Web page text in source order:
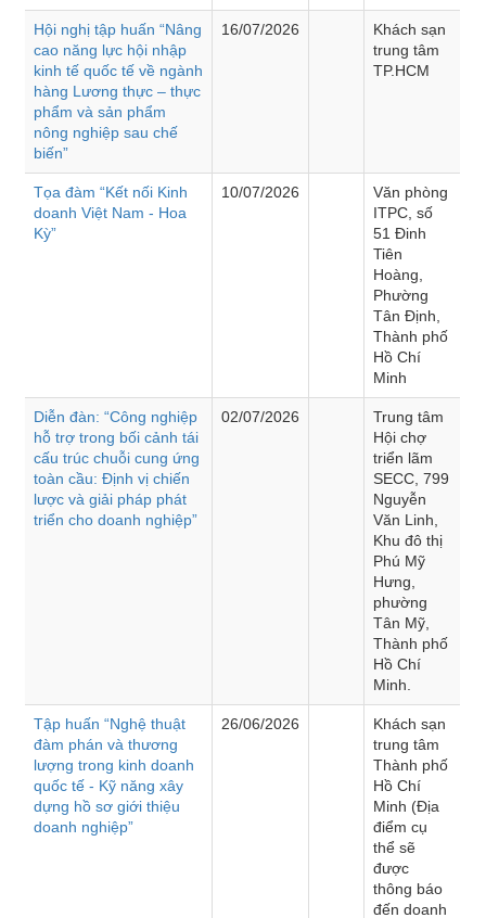
Hội nghị tập huấn “Nâng
cao năng lực hội nhập
kinh tế quốc tế về ngành
hàng Lương thực – thực
phẩm và sản phẩm
nông nghiệp sau chế
biến”
16/07/2026
Khách sạn
trung tâm
TP.HCM
Tọa đàm “Kết nối Kinh
doanh Việt Nam - Hoa
Kỳ”
10/07/2026
Văn phòng
ITPC, số
51 Đinh
Tiên
Hoàng,
Phường
Tân Định,
Thành phố
Hồ Chí
Minh
Diễn đàn: “Công nghiệp
hỗ trợ trong bối cảnh tái
cấu trúc chuỗi cung ứng
toàn cầu: Định vị chiến
lược và giải pháp phát
triển cho doanh nghiệp”
02/07/2026
Trung tâm
Hội chợ
triển lãm
SECC, 799
Nguyễn
Văn Linh,
Khu đô thị
Phú Mỹ
Hưng,
phường
Tân Mỹ,
Thành phố
Hồ Chí
Minh.
Tập huấn “Nghệ thuật
đàm phán và thương
lượng trong kinh doanh
quốc tế - Kỹ năng xây
dựng hồ sơ giới thiệu
doanh nghiệp”
26/06/2026
Khách sạn
trung tâm
Thành phố
Hồ Chí
Minh (Địa
điểm cụ
thể sẽ
được
thông báo
đến doanh